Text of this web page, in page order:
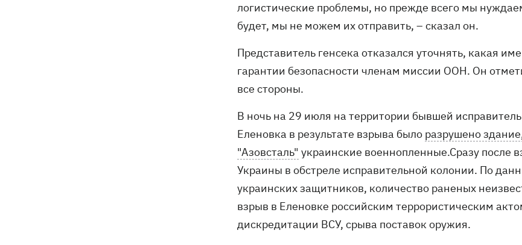
логистические проблемы, но прежде всего мы
будет, мы не можем их отправить, – сказал он.
Представитель генсека отказался уточнять, какая
гарантии безопасности членам миссии ООН. Он
все стороны.
В ночь на 29 июля на территории бывшей
Еленовка в результате взрыва было разрушено
"Азовсталь" украинские военнопленные.Сразу после
Украины в обстреле исправительной колонии. По
украинских защитников, количество раненых
взрыв в Еленовке российским террористическим
дискредитации ВСУ, срыва поставок оружия.